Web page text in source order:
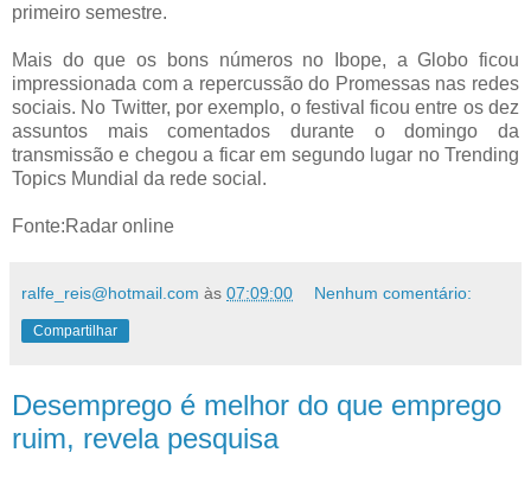
primeiro semestre.
Mais do que os bons números no Ibope, a Globo ficou
impressionada com a repercussão do Promessas nas redes
sociais. No Twitter, por exemplo, o festival ficou entre os dez
assuntos mais comentados durante o domingo da
transmissão e chegou a ficar em segundo lugar no Trending
Topics Mundial da rede social.
Fonte:Radar online
ralfe_reis@hotmail.com às 07:09:00 Nenhum comentário:
Compartilhar
Desemprego é melhor do que emprego
ruim, revela pesquisa